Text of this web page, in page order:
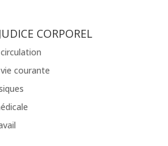
CORPOREL
courante